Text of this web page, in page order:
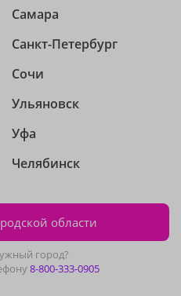
Самара
Санкт-Петербург
Сочи
Ульяновск
Уфа
Челябинск
области
город?
8-800-333-0905